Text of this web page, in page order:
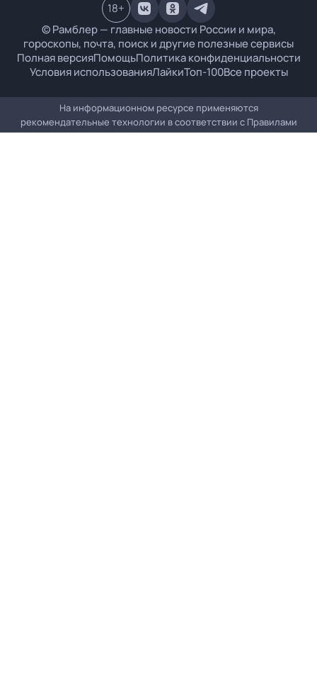
© Рамблер — главные новости России и мира,
гороскопы, почта, поиск и другие полезные сервисы
Полная версияПомощьПолитика конфиденциальности
Условия использованияЛайкиТоп-100Все проекты
18+
На информационном ресурсе применяются
рекомендательные технологии в соответствии с Правилами